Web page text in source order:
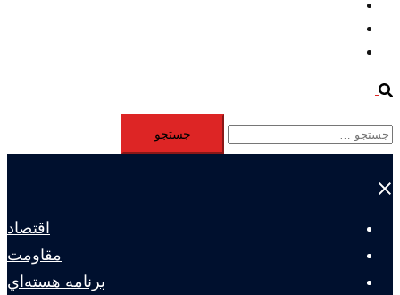
Search
جستجو
برای:
Close
اقتصاد
مقاومت
برنامه هسته‌اي